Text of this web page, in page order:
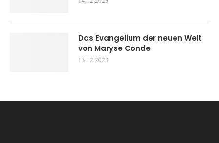
Das Evangelium der neuen Welt
von Maryse Conde
13.12.2023